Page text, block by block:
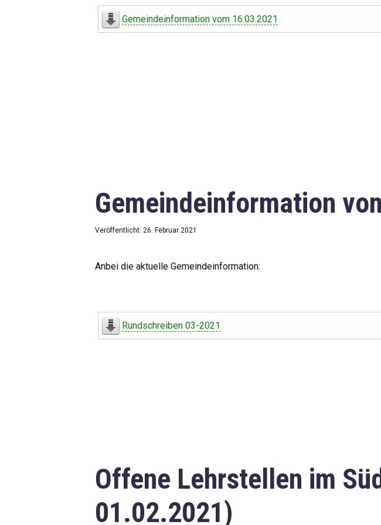
Offener Haushalt
Downloads
Impressum
Gemeindeinformation vom 16.03.2021
Gemeindeinformation
Veröffentlicht: 26. Februar 2021
Anbei die aktuelle Gemeindeinformation:
Rundschreiben 03-2021
Offene Lehrstellen im
01.02.2021)